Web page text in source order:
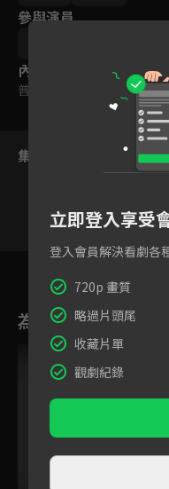
參與演員
內容標籤
普遍級
集數列表
為您推薦
立即登入享受
登入會員解決看劇各
720p 畫質
略過片頭尾
收藏片單
觀劇紀錄